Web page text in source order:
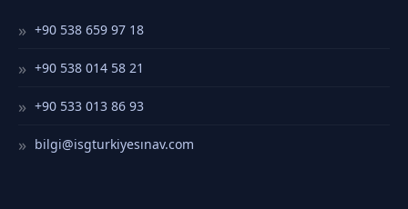
+90 538 659 97 18
+90 538 014 58 21
+90 533 013 86 93
bilgi@isgturkiyesınav.com